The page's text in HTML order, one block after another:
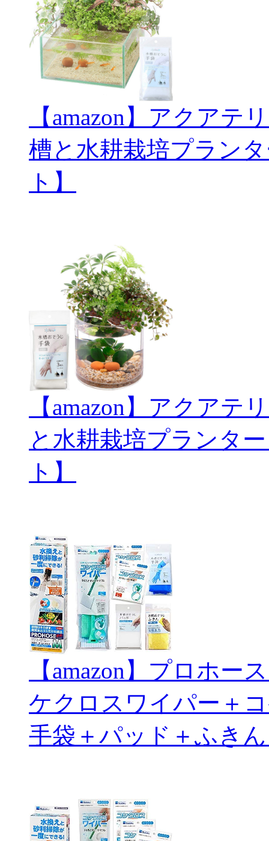
【amazon】アクアテ
槽と水耕栽培プラン
ト】
【amazon】アクアテ
と水耕栽培プランタ
ト】
【amazon】プロホ
ケクロスワイパー＋
手袋＋パッド＋ふき